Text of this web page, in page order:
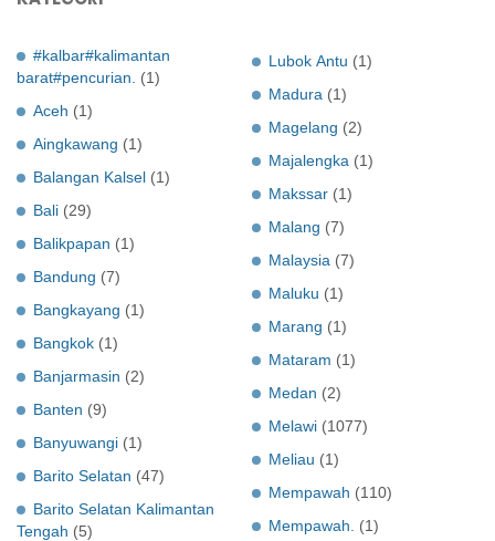
#kalbar#kalimantan
barat#pencurian.
(1)
Aceh (1)
Aingkawang (1)
Balangan Kalsel (1)
Bali (29)
Balikpapan (1)
Bandung (7)
Bangkayang (1)
Bangkok (1)
Banjarmasin (2)
Banten (9)
Banyuwangi (1)
Barito Selatan (47)
Barito Selatan Kalimantan
Tengah (5)
Lubok Antu (1)
Madura (1)
Magelang (2)
Majalengka (1)
Makssar (1)
Malang (7)
Malaysia (7)
Maluku (1)
Marang (1)
Mataram (1)
Medan (2)
Melawi (1077)
Meliau (1)
Mempawah (110)
Mempawah.
(1)